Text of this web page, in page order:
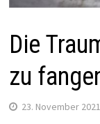
Die
zu
23. November 2021